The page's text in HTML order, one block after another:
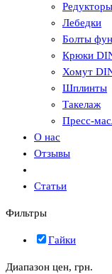
Редукторы
Лебедки
Болты
Крюки
Хомут
Шплинты
Такелаж
Пресс-
О нас
Отзывы
Статьи
Фильтры
Гайки
Диапазон цен, грн.